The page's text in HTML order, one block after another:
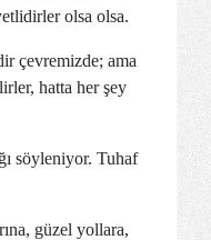
olsa olsa.
çevremizde; ama
hatta her şey
söyleniyor. Tuhaf
güzel yollara,